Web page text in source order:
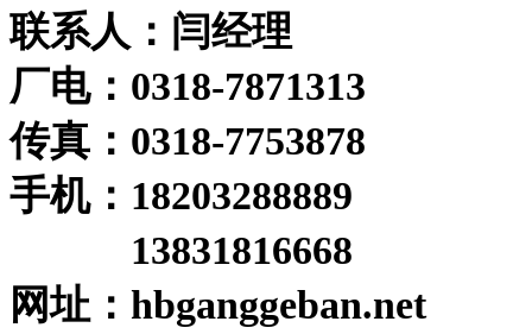
联系人：闫经理
厂电：0318-7871313
传真：0318-7753878
手机：18203288889
13831816668
网址：hbganggeban.net